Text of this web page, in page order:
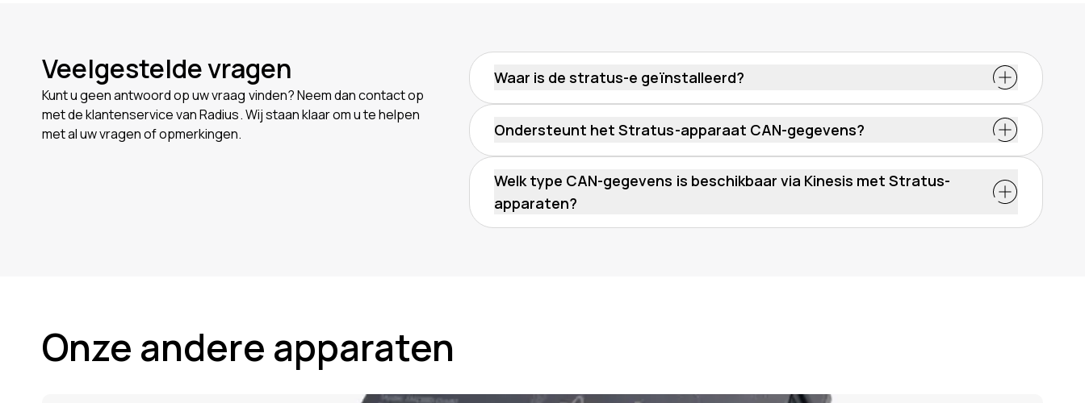
Veelgestelde vragen
Kunt u geen antwoord op uw vraag vinden? Neem dan contact op
met de klantenservice van Radius. Wij staan klaar om u te helpen
met al uw vragen of opmerkingen.
Waar is de stratus-e geïnstalleerd?
Ondersteunt het Stratus-apparaat CAN-gegevens?
Welk type CAN-gegevens is beschikbaar via Kinesis met Stratus-
apparaten?
Voor voertuigen met een verbrandingsmotor (ICE): brandstofniveaus, kilometerstand
Onze andere apparaten